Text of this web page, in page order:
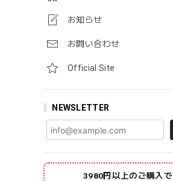
お知らせ
お問い合わせ
Official Site
NEWSLETTER
3980円以上のご購入で